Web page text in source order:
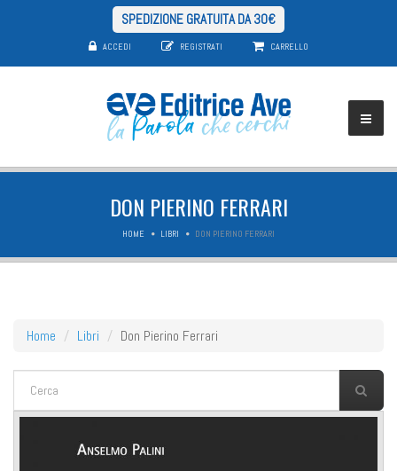
SPEDIZIONE GRATUITA DA 30€
ACCEDI REGISTRATI CARRELLO
DON PIERINO FERRARI
HOME LIBRI DON PIERINO FERRARI
Home Libri Don Pierino Ferrari
FORM DI RICERCA